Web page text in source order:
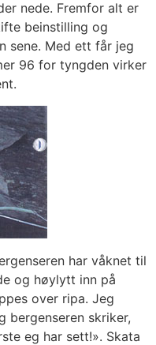
nede. Fremfor alt er
beinstilling og
sene. Med ett får jeg
96 for tyngden virker
har våknet til
og høylytt inn på
over ripa. Jeg
bergenseren skriker,
eg har sett!». Skata